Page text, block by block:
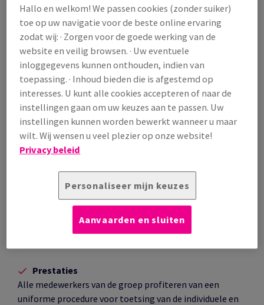
Vacatures
We hebben één internationaal wervingsbeleid voor de
hele groep. Dit maakt interne mobiliteit makkelijker en
het helpt ons om nieuw talent aan te trekken.
Integratie is zeer belangrijk zodra je bij Antalis aan de
slag gaat en ook tijdens je verdere carrière. Vanaf dag
één zorgen we voor begeleiding om je te helpen onze
organisatie en activiteiten te begrijpen.
Prestaties
Alle medewerkers van de groep profiteren van een
uniforme procedure voor toetsing van de individuele en
Hallo en welkom! We passen cookies (zonder suiker)
toe op uw navigatie voor de beste online ervaring
zodat wij: · Zorgen voor de goede werking van de
website en veilig browsen. · Uw eventuele
inloggegevens kunnen onthouden, indien van
toepassing. · Inhoud bieden die is afgestemd op
interesses. U kunt alle cookies accepteren of naar de
instellingen gaan om uw keuzes aan te passen. Uw
instellingen kunnen worden bewerkt wanneer u maar
wilt. Wij wensen u veel plezier op onze website!
Privacy beleid
Personaliseer mijn keuzes
Aanvaarden en sluiten